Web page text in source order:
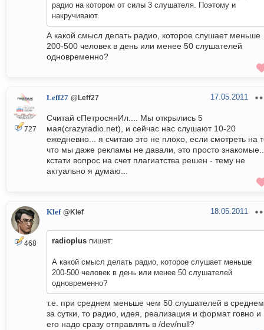
радио на котором от силы 3 слушателя. Поэтому и
накручивают.
А какой смысл делать радио, которое слушает меньше
200-500 человек в день или менее 50 слушателей
одновременно?
727
Leff27 @Leff27 17.05.2011
Считай сПетросянИл.... Мы открылись 5
мая(crazyradio.net), и сейчас нас слушают 10-20
ежедневно... я считаю это не плохо, если смотреть на
что мы даже рекламы не давали, это просто
кстати вопрос на счет плагиатства решен - тему не
актуально я думаю...
468
Klef @Klef 18.05.2011
radioplus пишет:
А какой смысл делать радио, которое слушает меньше
200-500 человек в день или менее 50 слушателей
одновременно?
т.е. при среднем меньше чем 50 слушателей в среднем
за сутки, то радио, идея, реализация и формат говно и
его надо сразу отправлять в /dev/null?